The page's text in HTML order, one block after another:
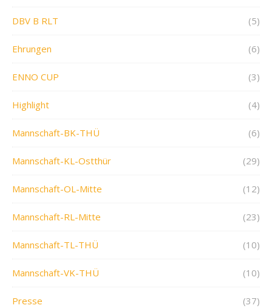
DBV B RLT (5)
Ehrungen (6)
ENNO CUP (3)
Highlight (4)
Mannschaft-BK-THÜ (6)
Mannschaft-KL-Ostthür (29)
Mannschaft-OL-Mitte (12)
Mannschaft-RL-Mitte (23)
Mannschaft-TL-THÜ (10)
Mannschaft-VK-THÜ (10)
Presse (37)